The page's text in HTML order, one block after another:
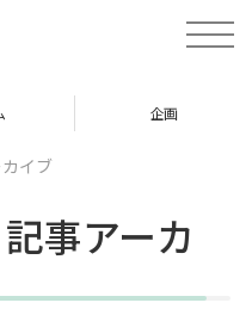
toggle
TOP
イブ
事アーカ